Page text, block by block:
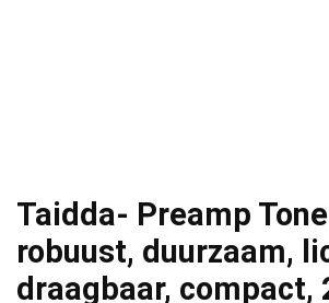
Taidda- Preamp
robuust, duurzaam,
draagbaar, compact,